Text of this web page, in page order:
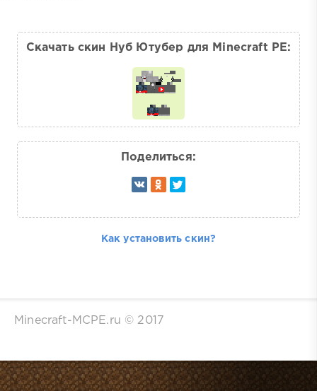
Скачать скин Нуб Ютубер для Minecraft PE:
Поделиться:
Как установить скин?
Minecraft-MCPE.ru © 2017